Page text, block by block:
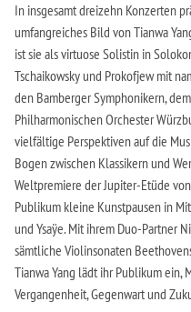
In insgesamt dreizehn Konzerten
umfangreiches Bild von Tianwa
ist sie als virtuose Solistin in
Tschaikowsky und Prokofjew mit
den Bamberger Symphonikern,
Philharmonischen Orchester
vielfältige Perspektiven auf die
Bogen zwischen Klassikern und
Weltpremiere der Jupiter-Etüde
Publikum kleine Kunstpausen in
und Ysaÿe. Mit ihrem Duo-Partner
sämtliche Violinsonaten
Tianwa Yang lädt ihr Publikum ein,
Vergangenheit, Gegenwart und